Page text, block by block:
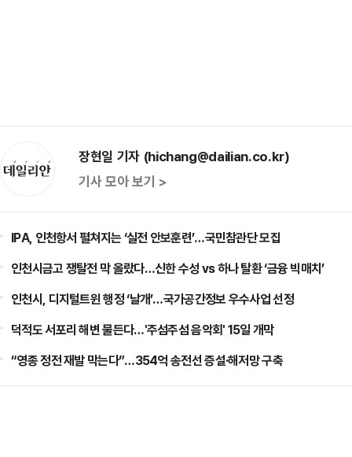
장현일 기자 (hichang@dailian.co.kr)
기사 모아 보기 >
IPA, 인천항서 펼쳐지는 ‘실전 안보훈련’…국민참관단 모집
인천시금고 쟁탈전 막 올랐다…신한 수성 vs 하나 탈환 ‘금융 빅매치’
인천시, 디지털트윈 행정 ‘날개’…국가공간정보 우수사업 선정
덕적도 서포리 해변 물든다…'주섬주섬 음악회' 15일 개막
“영종 정전 재발 막는다”…354억 송전선 증설·해저망 구축